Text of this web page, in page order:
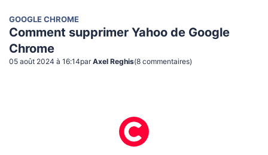
GOOGLE CHROME
Comment supprimer Yahoo de Google
Chrome
05 août 2024 à 16:14par Axel Reghis(8 commentaires)